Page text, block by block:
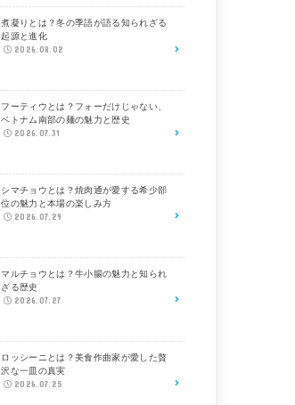
煮凝りとは？冬の季語が語る知られざる
起源と進化
2026.08.02
フーティウとは？フォーだけじゃない、
ベトナム南部の麺の魅力と歴史
2026.07.31
シマチョウとは？焼肉通が愛する希少部
位の魅力と本場の楽しみ方
2026.07.29
マルチョウとは？牛小腸の魅力と知られ
ざる歴史
2026.07.27
ロッシーニとは？美食作曲家が愛した贅
沢な一皿の真実
2026.07.25